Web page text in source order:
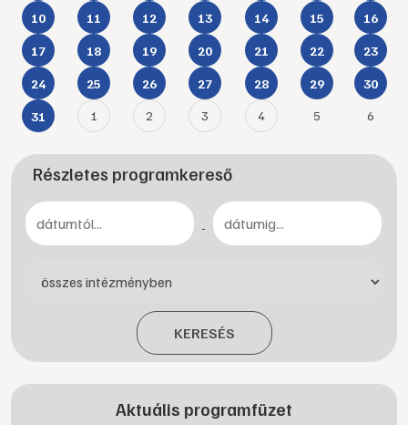
10 11 12 13 14 15 16
17 18 19 20 21 22 23
24 25 26 27 28 29 30
31 1 2 3 4 5 6
Részletes programkereső
-
KERESÉS
Aktuális programfüzet